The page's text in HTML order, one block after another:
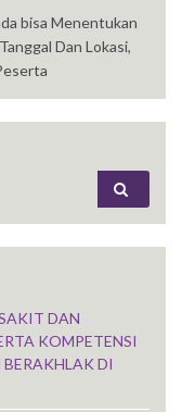
bisa Menentukan
Dan Lokasi,
DAN
KOMPETENSI
DI